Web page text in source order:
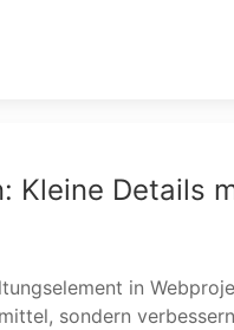
Kleine Details
in
sondern
Sie leiten den
viel Text nötig ist.